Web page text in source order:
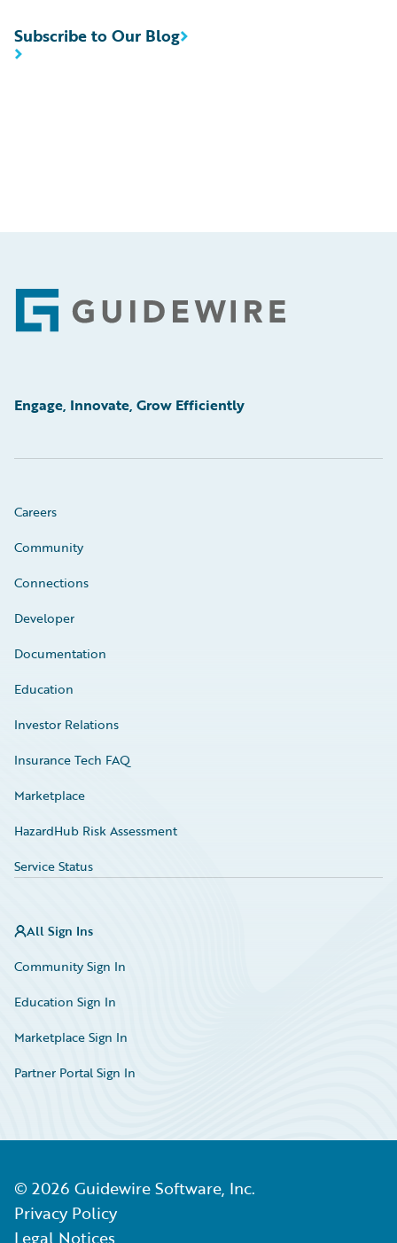
Subscribe to Our Blog
Footer
Engage, Innovate, Grow Efficiently
Careers
Community
Connections
Developer
Documentation
Education
Investor Relations
Insurance Tech FAQ
Marketplace
HazardHub Risk Assessment
Service Status
All Sign Ins
Community Sign In
Education Sign In
Marketplace Sign In
Partner Portal Sign In
© 2026 Guidewire Software, Inc.
Privacy Policy
Legal Notices